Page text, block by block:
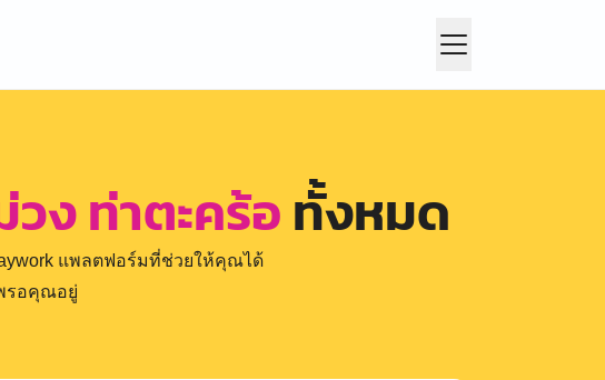
ง ท่าตะคร้อทั้งหมด
แพลตฟอร์มที่ช่วยให้คุณได้
รอคุณอยู่